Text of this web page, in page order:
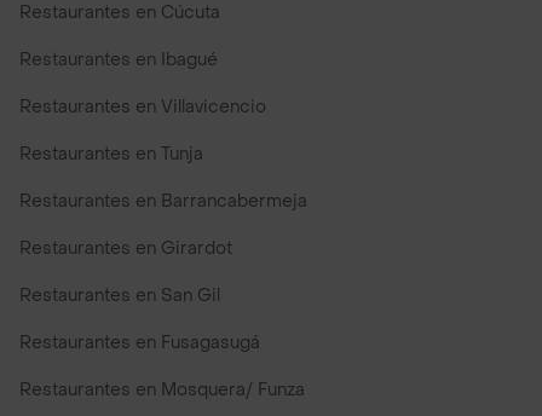
Restaurantes en Cúcuta
Restaurantes en Ibagué
Restaurantes en Villavicencio
Restaurantes en Tunja
Restaurantes en Barrancabermeja
Restaurantes en Girardot
Restaurantes en San Gil
Restaurantes en Fusagasugá
Restaurantes en Mosquera/ Funza